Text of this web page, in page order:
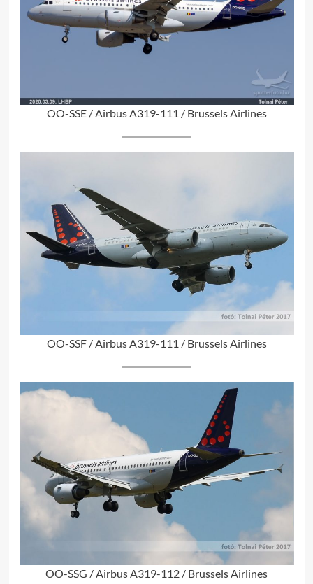
OO-SSE / Airbus A319-111 / Brussels Airlines
OO-SSF / Airbus A319-111 / Brussels Airlines
OO-SSG / Airbus A319-112 / Brussels Airlines